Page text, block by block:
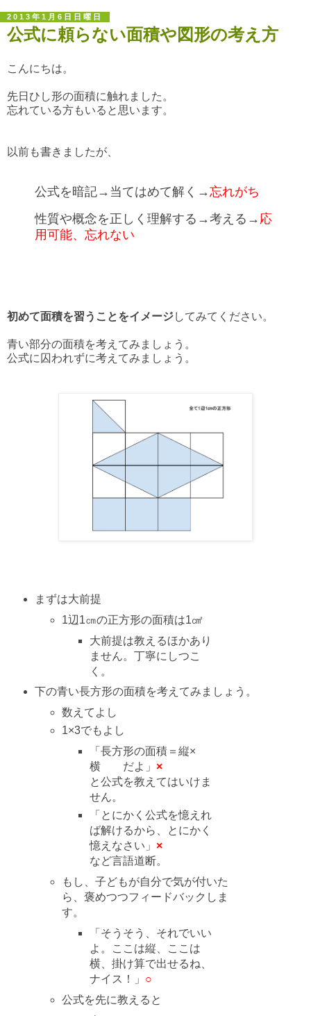
2013年1月6日日曜日
公式に頼らない面積や図形の考え方
こんにちは。
先日ひし形の面積に触れました。
忘れている方もいると思います。
以前も書きましたが、
公式を暗記→当てはめて解く→忘れがち
性質や概念を正しく理解する→考える→ 応
用可能、忘れない
初めて面積を習うことをイメージしてみてください。
青い部分の面積を考えてみましょう。
公式に囚われずに考えてみましょう。
まずは大前提
1辺1㎝の正方形の面積は1㎠
大前提は教えるほかあり
ません。丁寧にしつこ
く。
下の青い長方形の面積を考えてみましょう。
数えてよし
1×3でもよし
「長方形の面積＝縦×
横 だよ」 ×
と公式を教えてはいけま
せん。
「とにかく公式を憶えれ
ば解けるから、とにかく
憶えなさい」 ×
など言語道断。
もし、子どもが自分で気が付いた
ら、褒めつつフィードバックしま
す。
「そうそう、それでいい
よ。ここは縦、ここは
横、掛け算で出せるね、
ナイス！」 ○
公式を先に教えると